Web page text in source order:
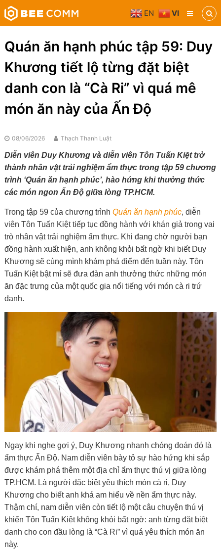
Skip
to
content
Bee
Comm
Truyền
thông
phương
tiện
Quán ăn hạnh phúc tập 59: Duy
Khương tiết lộ từng đặt biệt
danh con là “Cà Ri” vì quá mê
món ăn này của Ấn Độ
08/06/2026 Thạch Thanh Luật
Diễn viên Duy Khương và diễn viên Tôn Tuấn Kiệt trở
thành nhân vật trải nghiệm ẩm thực trong tập 59 chương
trình ‘Quán ăn hạnh phúc’, hào hứng khi thưởng thức
các món ngon Ấn Độ giữa lòng TP.HCM.
Trong tập 59 của chương trình Quán ăn hạnh phúc, diễn
viên Tôn Tuấn Kiệttiếp tục đồng hành với khán giả trong vai
trò nhân vật trải nghiệm ẩm thực. Khi đang chờ người bạn
đồng hành xuất hiện, anh không khỏi bất ngờ khi biết Duy
Khương sẽ cùng mình khám phá điểm đến tuần này. Tôn
Tuấn Kiệt bật mí sẽ đưa đàn anh thưởng thức những món
ăn đặc trưng của một quốc gia nổi tiếng với món cà ri trứ
danh.
Ngay khi nghe gợi ý, Duy Khương nhanh chóng đoán đó là
ẩm thực Ấn Độ. Nam diễn viên bày tỏ sự hào hứng khi sắp
được khám phá thêm một địa chỉ ẩm thực thú vị giữa lòng
TP.HCM. Là người đặc biệt yêu thích món cà ri, Duy
Khương cho biết anh khá am hiểu về nền ẩm thực này.
Thậm chí, nam diễn viên còn tiết lộ một câu chuyện thú vị
khiến Tôn Tuấn Kiệt không khỏi bất ngờ: anh từng đặt biệt
danh cho con đầu lòng là “Cà Ri” vì quá yêu thích món ăn
này.
EN VI